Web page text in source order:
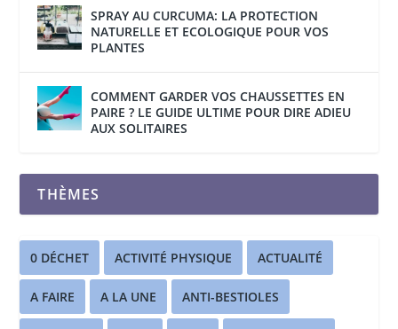
SPRAY AU CURCUMA: LA PROTECTION
NATURELLE ET ECOLOGIQUE POUR VOS
PLANTES
COMMENT GARDER VOS CHAUSSETTES EN
PAIRE ? LE GUIDE ULTIME POUR DIRE ADIEU
AUX SOLITAIRES
THÈMES
0 DÉCHET ACTIVITÉ PHYSIQUE ACTUALITÉ
A FAIRE A LA UNE ANTI-BESTIOLES